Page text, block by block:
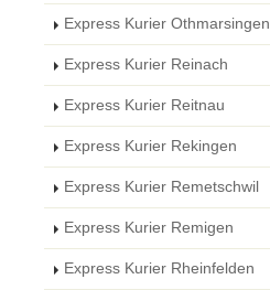
Express Kurier Othmarsingen
Express Kurier Reinach
Express Kurier Reitnau
Express Kurier Rekingen
Express Kurier Remetschwil
Express Kurier Remigen
Express Kurier Rheinfelden